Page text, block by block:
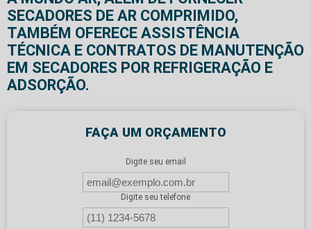
SECADORES DE AR COMPRIMIDO,
TAMBÉM OFERECE ASSISTÊNCIA
TÉCNICA E CONTRATOS DE MANUTENÇÃO
EM SECADORES POR REFRIGERAÇÃO E
ADSORÇÃO.
FAÇA UM ORÇAMENTO
Digite seu email
Digite seu telefone